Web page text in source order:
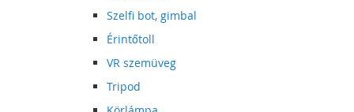
Szelfi bot, gimbal
Érintőtoll
VR szemüveg
Tripod